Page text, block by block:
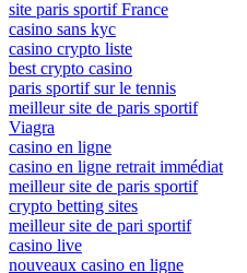
site paris sportif France
casino sans kyc
casino crypto liste
best crypto casino
paris sportif sur le tennis
meilleur site de paris sportif
Viagra
casino en ligne
casino en ligne retrait immédiat
meilleur site de paris sportif
crypto betting sites
meilleur site de pari sportif
casino live
nouveaux casino en ligne